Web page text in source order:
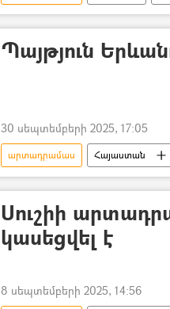
Սյունիք
Աղիքային ցուպիկ
Պայթյուն
30 սեպտեմբերի 2025, 17:05
արտադրամաս Հայաստան
Սուշիի
կասեցվել է
8 սեպտեմբերի 2025, 14:56